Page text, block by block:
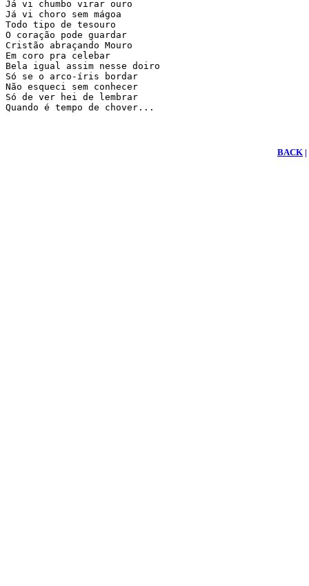
Já vi chumbo virar ouro
Já vi choro sem mágoa
Todo tipo de tesouro
O coração pode guardar
Cristão abraçando Mouro
Em coro pra celebar
Bela igual assim nesse doiro
Só se o arco-íris bordar
Não esqueci sem conhecer
Só de ver hei de lembrar
Quando é tempo de chover...
BACK |